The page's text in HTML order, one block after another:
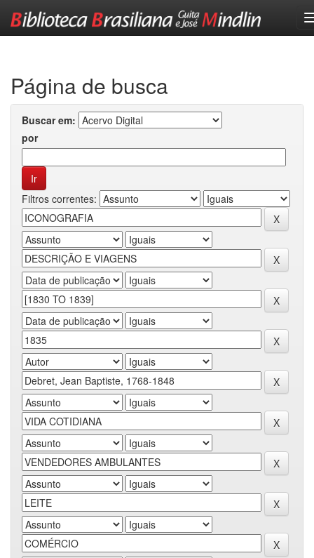
Página de busca
Buscar em:
por
Filtros correntes: